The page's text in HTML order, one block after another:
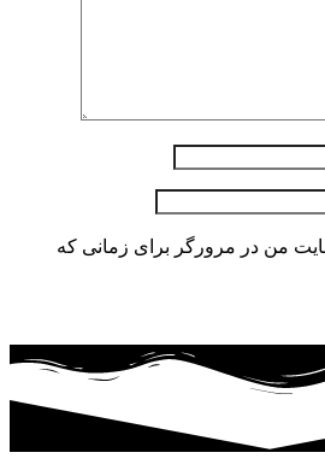
من در مرورگر برای زمانی که